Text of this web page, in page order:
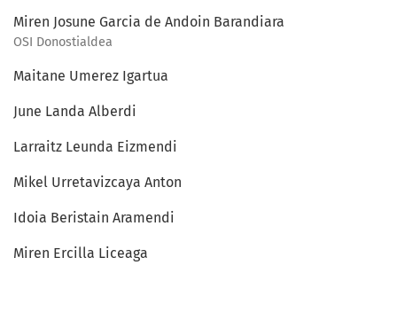
Miren Josune Garcia de Andoin Barandiara
OSI Donostialdea
Maitane Umerez Igartua
June Landa Alberdi
Larraitz Leunda Eizmendi
Mikel Urretavizcaya Anton
Idoia Beristain Aramendi
Miren Ercilla Liceaga